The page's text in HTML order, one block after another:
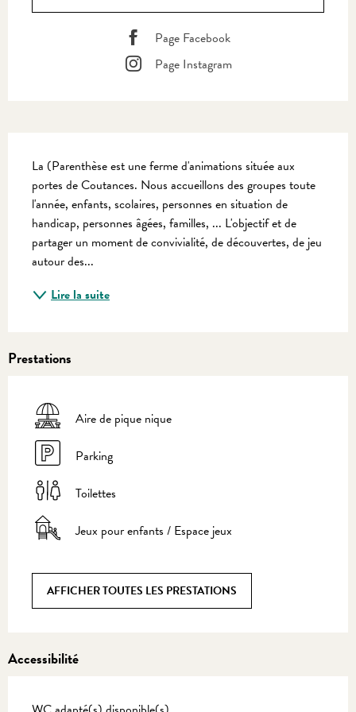
Page Facebook
Page Instagram
La (Parenthèse est une ferme d'animations située aux
portes de Coutances. Nous accueillons des groupes toute
l'année, enfants, scolaires, personnes en situation de
handicap, personnes âgées, familles, ... L'objectif et de
partager un moment de convivialité, de découvertes, de jeu
autour des...
Lire la suite
Prestations
Aire de pique nique
Parking
Toilettes
Jeux pour enfants / Espace jeux
AFFICHER TOUTES LES PRESTATIONS
Accessibilité